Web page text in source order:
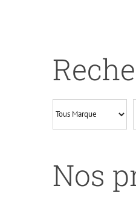
BJC6000/
BCI3/BCI6-
M#
Nos